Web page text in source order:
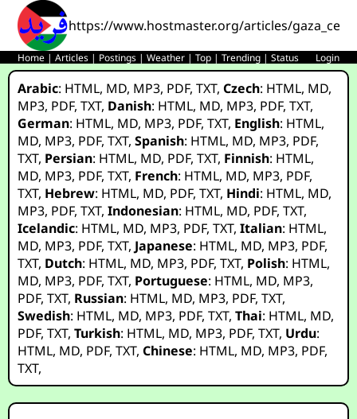
https://www.hostmaster.org/articles/
Home |Articles | Postings |Weather |Top |Trending |Status Login
Arabic: HTML, MD, MP3, PDF,TXT,Czech: HTML, MD,
MP3, PDF,TXT, Danish: HTML, MD, MP3, PDF,TXT,
German: HTML, MD, MP3, PDF,TXT, English: HTML,
MD, MP3, PDF,TXT,Spanish: HTML, MD, MP3, PDF,
TXT, Persian: HTML, MD, PDF,TXT, Finnish: HTML,
MD, MP3, PDF,TXT, French: HTML, MD, MP3, PDF,
TXT, Hebrew: HTML, MD, PDF,TXT, Hindi: HTML, MD,
MP3, PDF,TXT,Indonesian: HTML, MD, PDF,TXT,
Icelandic: HTML, MD, MP3, PDF,TXT,Italian: HTML,
MD, MP3, PDF,TXT, Japanese: HTML, MD, MP3, PDF,
TXT, Dutch: HTML, MD, MP3, PDF,TXT, Polish: HTML,
MD, MP3, PDF,TXT, Portuguese: HTML, MD, MP3,
PDF,TXT, Russian: HTML, MD, MP3, PDF,TXT,
Swedish: HTML, MD, MP3, PDF,TXT,Thai: HTML, MD,
PDF,TXT,Turkish: HTML, MD, MP3, PDF,TXT, Urdu:
HTML, MD, PDF,TXT,Chinese: HTML, MD, MP3, PDF,
TXT,